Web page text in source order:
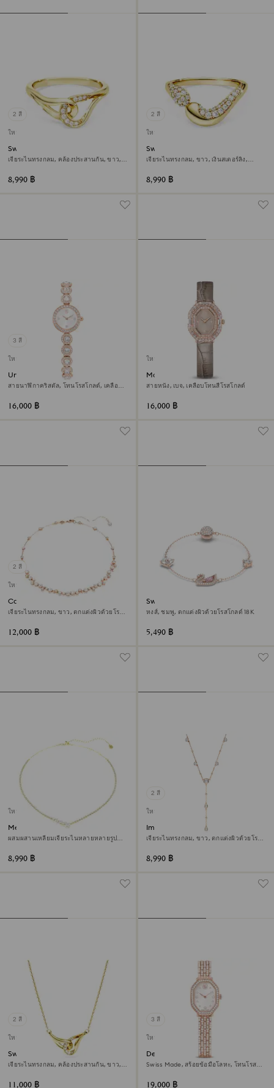
2 สี
ใหม่
Swarovski Classica แหวน
เจียระไนทรงกลม, คล้องประสานกัน, ขาว,
8,990 ฿
2 สี
ใหม่
Swarovski Classica แหวนเปิด
เจียระไนทรงกลม, ขาว, เงินสเตอร์ลิง,
8,990 ฿
3 สี
ใหม่
Una Angelic นาฬิกา
สายนาฬิกาคริสตัล, โทนโรสโกลด์, เคลือบ
16,000 ฿
ใหม่
Matrix octagon นาฬิกา
สายหนัง, เบจ, เคลือบโทนสีโรสโกลด์
16,000 ฿
2 สี
ใหม่
Constella สร้อยคอ
เจียระไนทรงกลม, ขาว, ตกแต่งผิวด้วยโรส
12,000 ฿
Swan สร้อยข้อมือ
หงส์, ชมพู, ตกแต่งผิวด้วยโรสโกลด์ 18K
5,490 ฿
ใหม่
Mesmera สร้อยคอ
ผสมผสานเหลี่ยมเจียระไนหลายหลายรูป
8,990 ฿
2 สี
ใหม่
Imber สร้อยคอรูปตัว Y
เจียระไนทรงกลม, ขาว, ตกแต่งผิวด้วยโรส
8,990 ฿
2 สี
ใหม่
Swarovski Classica จี้สร้อยคอ
เจียระไนทรงกลม, คล้องประสานกัน, ขาว,
11,000 ฿
3 สี
ใหม่
Dextera octagon นาฬิกา
Swiss Made, สร้อยข้อมือโลหะ, โทนโรส
19,000 ฿